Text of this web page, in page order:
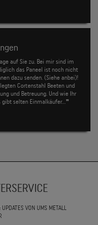
auf Sie zu. Bei mir sind im
das Paneel ist noch nicht
dazu senden. (Siehe anbei)!
Cortenstahl Beeten und
und Betreuung. Und wie Ihr
gibt selten Einmalkäufer...❞
VON UMS METALL